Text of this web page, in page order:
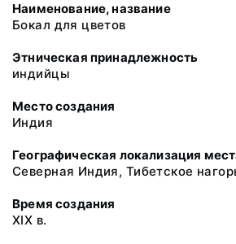
Наименование, название
Бокал для цветов
Этническая принадлежность
индийцы
Место создания
Индия
Географическая локализация
Северная Индия, Тибетское
Время создания
XIX в.